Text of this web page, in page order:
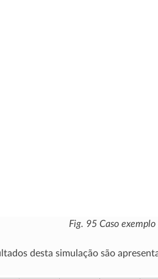
Fig. 95 Caso
desta simulação são